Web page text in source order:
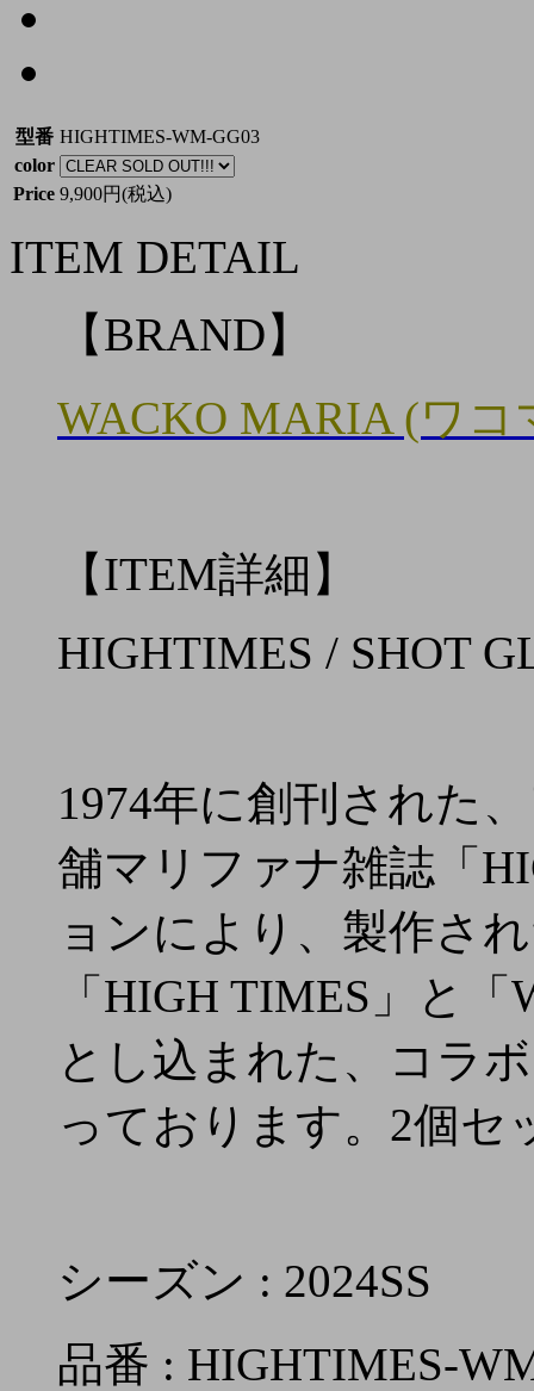
型番 HIGHTIMES-WM-GG03
color
Price 9,900円(税込)
ITEM DETAIL
【BRAND】
WACKO MARIA (ワコ
【ITEM詳細】
HIGHTIMES / SHOT
1974年に創刊された
舗マリファナ雑誌「
ョンにより、製作さ
「HIGH TIMES」と
とし込まれた、コラ
っております。2個セ
シーズン : 2024SS
品番 : HIGHTIMES-